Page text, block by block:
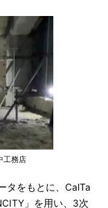
工務店
タをもとに、CalTa
」を用い、3次